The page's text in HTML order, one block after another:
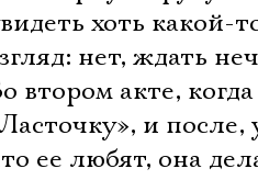
хоть какой-
нет, ждать
втором акте,
и
ее любят, она